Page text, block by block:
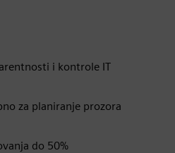
i kontrole IT
za planiranje prozora
do 50%